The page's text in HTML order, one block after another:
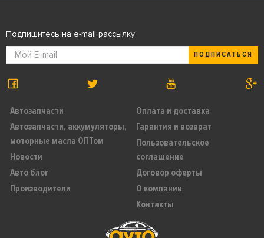
Автозапчасти
Автозапчасти, аккумуляторы,
моторные масла ОПТом
Новости
Авто блог
Производители
Оплата и доставка
Гарантия и возврат
Пользовательское
соглашение
Договор оферты
О компании
Контакты
Подпишитесь на e-mail рассылку
ПОДПИСАТЬСЯ